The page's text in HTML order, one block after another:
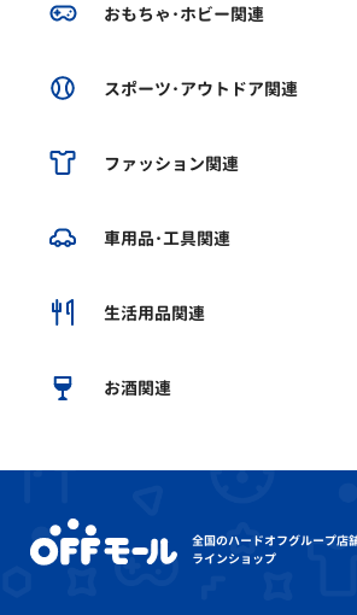
おもちゃ･ホビー関連
スポーツ･アウトドア関連
ファッション関連
車用品･工具関連
生活用品関連
お酒関連
全国のハードオフグループ店
ラインショップ